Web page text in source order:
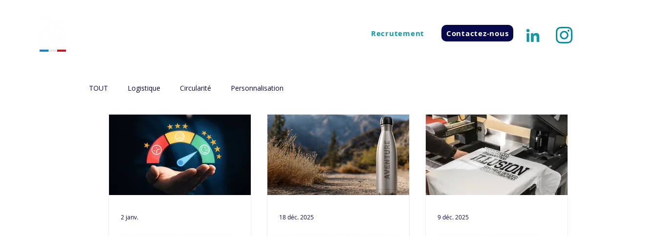
Recrutement Contactez-nous
TOUT Logistique Circularité Personnalisation
2 janv. 18 déc. 2025 9 déc. 2025